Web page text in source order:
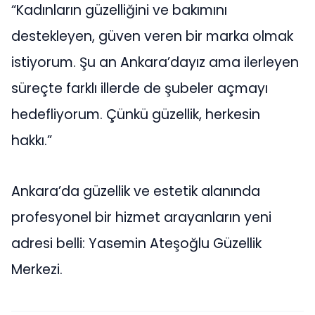
“Kadınların güzelliğini ve bakımını
destekleyen, güven veren bir marka olmak
istiyorum. Şu an Ankara’dayız ama ilerleyen
süreçte farklı illerde de şubeler açmayı
hedefliyorum. Çünkü güzellik, herkesin
hakkı.”
Ankara’da güzellik ve estetik alanında
profesyonel bir hizmet arayanların yeni
adresi belli: Yasemin Ateşoğlu Güzellik
Merkezi.